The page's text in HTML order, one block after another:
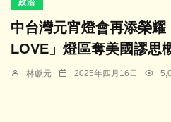
政治
中台灣元宵燈會再添榮
LOVE」燈區奪美國謬思
林獻元 2025年四月16日